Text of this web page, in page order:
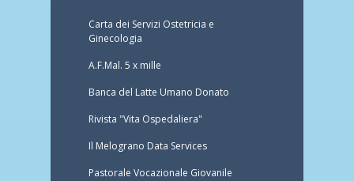
Carta dei Servizi Ostetricia e
Ginecologia
A.F.Mal. 5 x mille
Banca del Latte Umano Donato
Rivista "Vita Ospedaliera"
Il Melograno Data Services
Pastorale Vocazionale Giovanile